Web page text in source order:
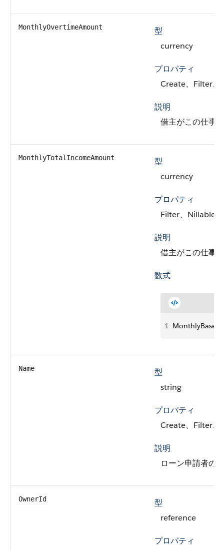
MonthlyOvertimeAmount
型
currency
プロパティ
Create、Filter
説明
借主がこの仕事
MonthlyTotalIncomeAmount
型
currency
プロパティ
Filter、Nillable
説明
借主がこの仕事
数式
1
Name
型
string
プロパティ
Create、Filter
説明
ローン申請者の
OwnerId
型
reference
プロパティ